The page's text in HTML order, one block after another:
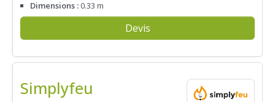
Dimensions : 0.33 m
Devis
Simplyfeu